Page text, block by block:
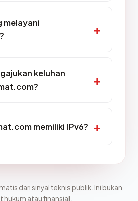
melayani
keluhan
memiliki IPv6?
dari sinyal teknis publik. Ini bukan
hukum atau finansial.